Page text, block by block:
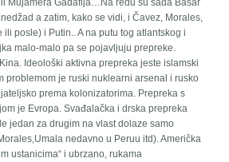
a zatim, kako se vidi, i Čavez, Morales,
posle) i Putin.. A na putu tog atlantskog i
malo-malo pa se pojavljuju prepreke.
Ideološki aktivna prepreka jeste islamski
problemom je ruski nuklearni arsenal i rusko
prema kolonizatorima. Prepreka s
je Evropa. Svađalačka i drska prepreka
jedan za drugim na vlast dolaze samo
nedavno u Peruu itd). Američka
ustanicima“ i ubrzano, rukama